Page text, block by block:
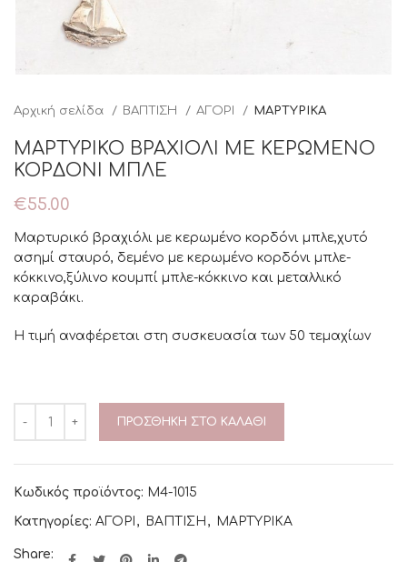
Αρχική σελίδα ΒΑΠΤΙΣΗ ΑΓΟΡΙ ΜΑΡΤΥΡΙΚΑ
ΜΑΡΤΥΡΙΚΟ ΒΡΑΧΙΟΛΙ ΜΕ ΚΕΡΩΜΕΝΟ
ΚΟΡΔΟΝΙ ΜΠΛΕ
€55.00
Μαρτυρικό βραχιόλι με κερωμένο κορδόνι μπλε,χυτό
ασημί σταυρό, δεμένο με κερωμένο κορδόνι μπλε-
κόκκινο,ξύλινο κουμπί μπλε-κόκκινο και μεταλλικό
καραβάκι.
Η τιμή αναφέρεται στη συσκευασία των 50 τεμαχίων
ΠΡΟΣΘΉΚΗ ΣΤΟ ΚΑΛΆΘΙ
Κωδικός προϊόντος: Μ4-1015
Κατηγορίες: ΑΓΟΡΙ , ΒΑΠΤΙΣΗ , ΜΑΡΤΥΡΙΚΑ
Share: